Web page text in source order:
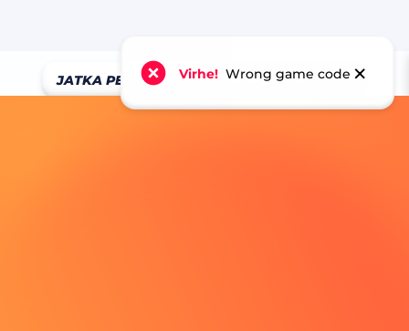
JATKA PELAAMISTA NOPEA TALLETUS
Virhe! Wrong game code ×